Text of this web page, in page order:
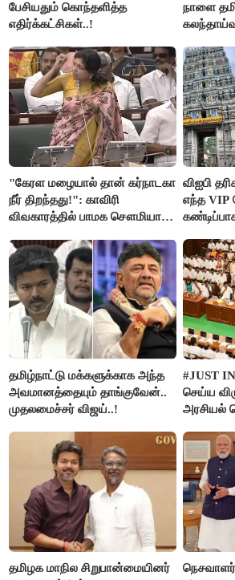
பேசியதும் கொந்தளித்த
எதிர்க்கட்சிகள்..!
நாளை
"கேரள மழையால் தான் கர்நாடகா
நீர் திறந்தது!": காவிரி
விவகாரத்தில் பாமக சௌமியா
விஐபி
எந்த VIP
தமிழ்நாட்டு மக்களுக்காக அந்த
அவமானத்தையும் தாங்குவேன்..
முதலமைச்சர் விஜய்..!
#JUST
செய்ய
அரசியல்
விஜய்
தமிழக மாநில சிறுபான்மையினர்